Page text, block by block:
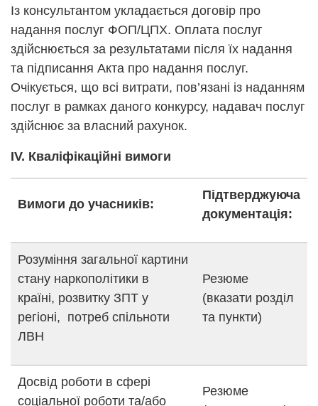
Із консультантом укладається договір про
надання послуг ФОП/ЦПХ. Оплата послуг
здійснюється за результатами після їх надання
та підписання Акта про надання послуг.
Очікується, що всі витрати, пов’язані із наданням
послуг в рамках даного конкурсу, надавач послуг
здійснює за власний рахунок.
ІV. Кваліфікаційні вимоги
Вимоги до учасників:
Підтверджуюча
документація:
Розуміння загальної картини
стану наркополітики в
країні, розвитку ЗПТ у
регіоні, потреб спільноти
ЛВН
Резюме
(вказати розділ
та пункти)
Досвід роботи в сфері
соціальної роботи та/або
Резюме